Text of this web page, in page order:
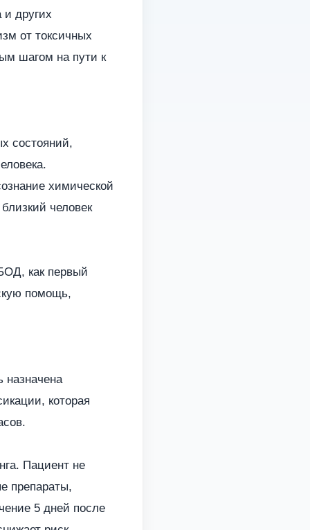
других
от токсичных
шагом на пути к
состояний,
химической
человек
как первый
помощь,
назначена
которая
Пациент не
препараты,
5 дней после